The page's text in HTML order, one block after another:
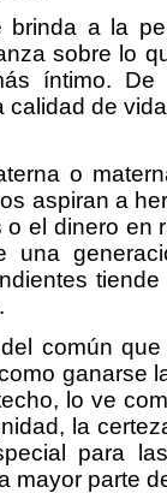
brinda a la
sobre lo
íntimo.
calidad de
o
aspiran a
el dinero en
una
común
ganarse
lo ve
la
para
mayor parte